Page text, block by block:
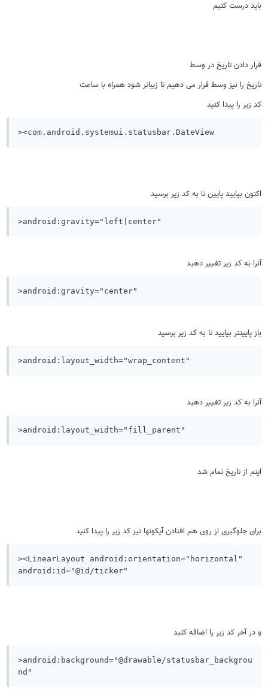
باید درست کنیم
قرار دادن تاریخ در وسط
تاریخ را نیز وسط قرار می دهیم تا زیباتر شود همراه با ساعت
کد زیر را پیدا کنید
><com.android.systemui.statusbar.DateView
اکنون بیایید پایین تا به کد زیر برسید
>android:gravity="left|center"
آنرا به کد زیر تغییر دهید
>android:gravity="center"
باز پایینتر بیایید تا به کد زیر برسید
>android:layout_width="wrap_content"
آنرا به کد زیر تغییر دهید
>android:layout_width="fill_parent"
اینم از تاریخ تمام شد
برای جلوگیری از روی هم افتادن آیکونها نیز کد زیر را پیدا کنید
><LinearLayout android:orientation="horizontal"
android:id="@id/ticker"
و در آخر کد زیر را اضافه کنید
>android:background="@drawable/statusbar_backgrou
nd"